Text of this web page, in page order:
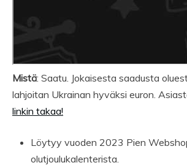
Mistä: Saatu. Jokaisesta saadusta
lahjoitan Ukrainan hyväksi euron.
linkin takaa!
Löytyy vuoden 2023 Pien
olutjoulukalenterista.